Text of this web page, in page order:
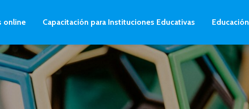
online Capacitación para Instituciones Educativas Educación